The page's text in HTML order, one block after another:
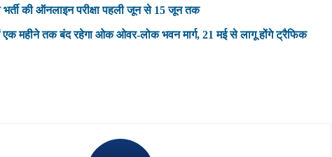
की ऑनलाइन परीक्षा पहली जून से 15 जून तक
एक महीने तक बंद रहेगा ओक ओवर-लोक भवन मार्ग, 21 मई से लागू होंगे ट्रैफिक